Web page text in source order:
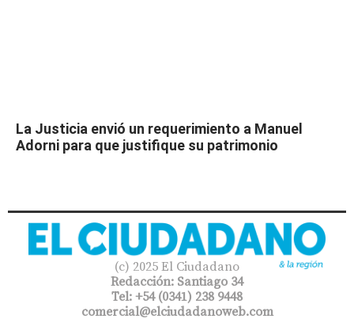
La Justicia envió un requerimiento a Manuel
Adorni para que justifique su patrimonio
(c) 2025 El Ciudadano
Redacción: Santiago 34
Tel: +54 (0341) 238 9448
comercial@elciudadanoweb.com​